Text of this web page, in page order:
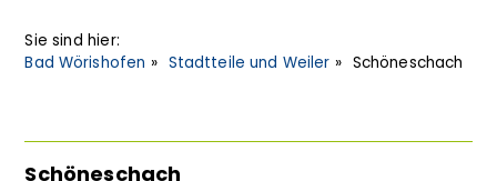
Sie sind hier:
Bad Wörishofen
Stadtteile und Weiler Schöneschach
Schöneschach